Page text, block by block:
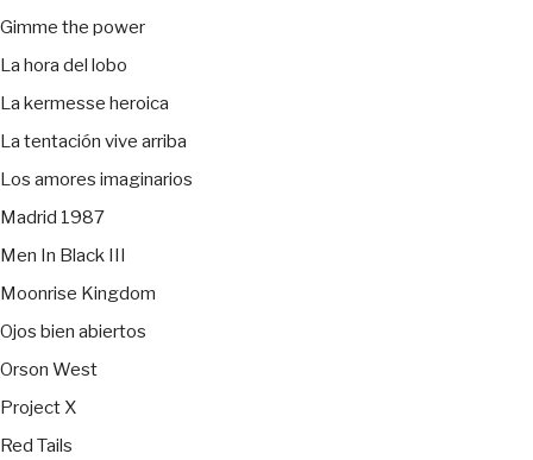
Gimme the power
La hora del lobo
La kermesse heroica
La tentación vive arriba
Los amores imaginarios
Madrid 1987
Men In Black III
Moonrise Kingdom
Ojos bien abiertos
Orson West
Project X
Red Tails